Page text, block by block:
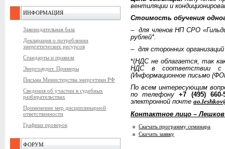
ИНФОРМАЦИЯ
Законодательная база
Декларация о потреблении
энергетических ресурсов
Стандарты и правила
Энергоаудит. Примеры
Письма Министерства энергетики РФ
Сведения об участии в судебных
разбирательствах
Применение мер дисциплинарной
ответственности
Графики проверок
ФОРУМ
вентиляции и
Стоимость обучения
– для членов НП СРО
рублей*.
– для сторонних
*(НДС не облагается, так
НДС в соответствии с
(Информационное письмо
По всем интересующим
по телефону+7 (495)
электронной почте ao.
Контактное лицо – Лешков
Скачать программу семинара
Скачать заявку